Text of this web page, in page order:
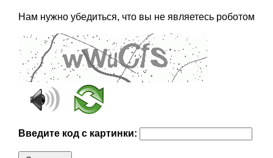
Нам нужно убедиться, что вы не являетесь роботом
Введите код с картинки: